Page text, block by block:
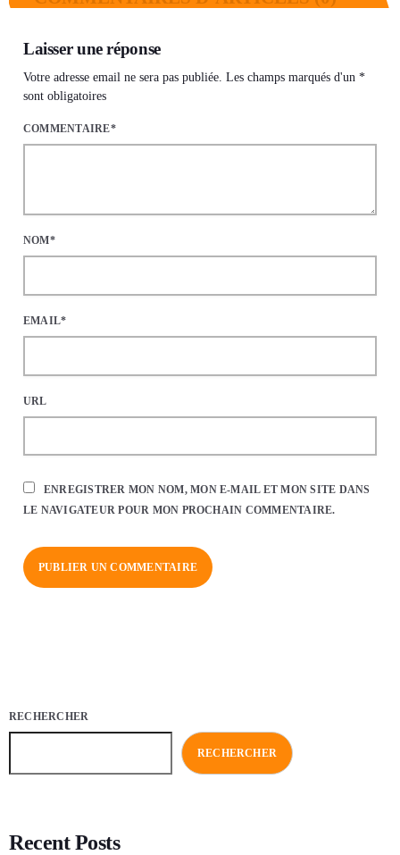
Laisser une réponse
Votre adresse email ne sera pas publiée. Les champs marqués d'un *
sont obligatoires
COMMENTAIRE*
NOM*
EMAIL*
URL
ENREGISTRER MON NOM, MON E-MAIL ET MON SITE DANS
LE NAVIGATEUR POUR MON PROCHAIN COMMENTAIRE.
RECHERCHER
RECHERCHER
Recent Posts